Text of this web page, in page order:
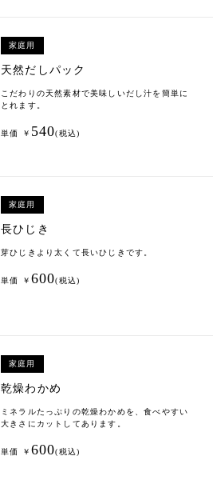
家庭用
天然だしパック
こだわりの天然素材で美味しいだし汁を簡単に
とれます。
単価 ￥ 540(税込)
家庭用
長ひじき
芽ひじきより太くて長いひじきです。
単価 ￥ 600(税込)
家庭用
乾燥わかめ
ミネラルたっぷりの乾燥わかめを、食べやすい
大きさにカットしてあります。
単価 ￥ 600(税込)